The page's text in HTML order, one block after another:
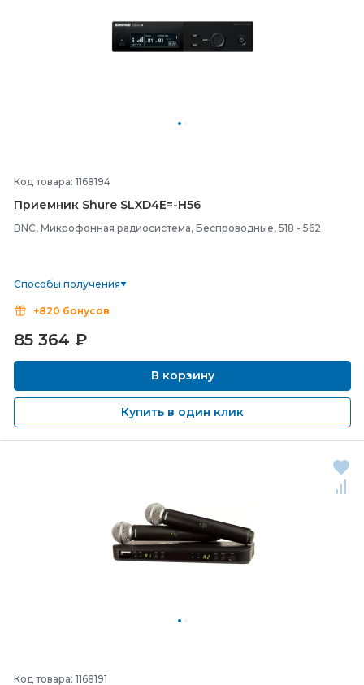
Код товара: 1168194
Приемник Shure SLXD4E=-H56
BNC, Микрофонная радиосистема, Беспроводные, 518 - 562
Способы получения
+820 бонусов
85 364 ₽
В корзину
Купить в один клик
Код товара: 1168191